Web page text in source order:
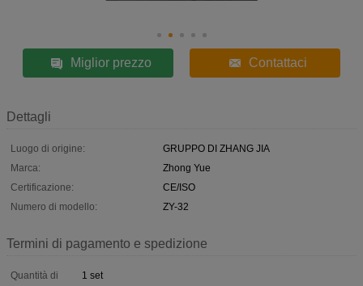
Miglior prezzo Contattaci
Dettagli
Luogo di origine:
GRUPPO DI ZHANG JIA
Marca:
Zhong Yue
Certificazione:
CE/ISO
Numero di modello:
ZY-32
Termini di pagamento e spedizione
Quantità di
1 set